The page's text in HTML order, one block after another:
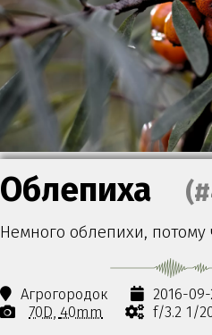
Облепиха
Немного облепихи, потому
Агрогородок 2016-
70D 40mm
f/3.2 1/